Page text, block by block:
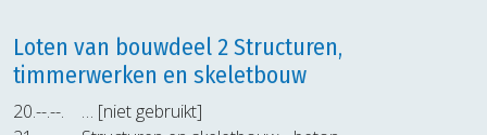
Loten van bouwdeel 2 Structuren,
timmerwerken en skeletbouw
20.--.--.
… [niet gebruikt]